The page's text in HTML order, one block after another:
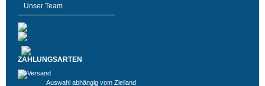
Unser Team
ZAHLUNGSARTEN
Auswahl abhängig vom Zielland